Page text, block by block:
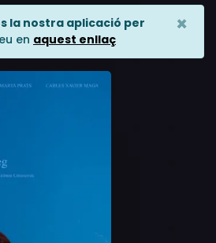
la nostra aplicació per
en aquest enllaç
×